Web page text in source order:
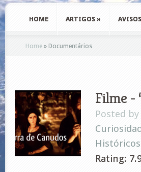
HOME ARTIGOS » AVISOS
Home » Documentários
Filme -
Posted by
Históricos
Rating: